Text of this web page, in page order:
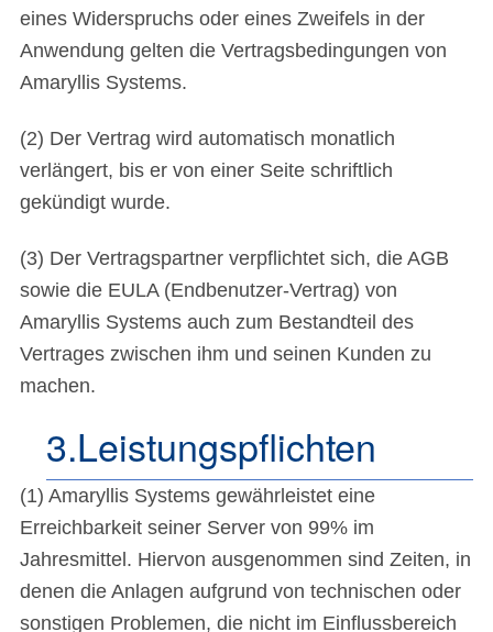
eines Widerspruchs oder eines Zweifels in der
Anwendung gelten die Vertragsbedingungen von
Amaryllis Systems.
(2) Der Vertrag wird automatisch monatlich
verlängert, bis er von einer Seite schriftlich
gekündigt wurde.
(3) Der Vertragspartner verpflichtet sich, die AGB
sowie die EULA (Endbenutzer-Vertrag) von
Amaryllis Systems auch zum Bestandteil des
Vertrages zwischen ihm und seinen Kunden zu
machen.
3.Leistungspflichten
(1) Amaryllis Systems gewährleistet eine
Erreichbarkeit seiner Server von 99% im
Jahresmittel. Hiervon ausgenommen sind Zeiten, in
denen die Anlagen aufgrund von technischen oder
sonstigen Problemen, die nicht im Einflussbereich